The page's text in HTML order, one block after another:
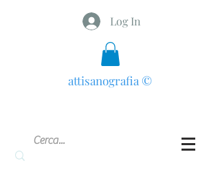
Log In
attisanografia ©